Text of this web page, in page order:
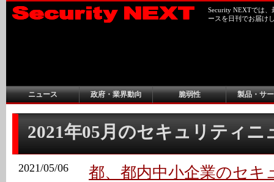
Security NEXTでは
ースを日刊でお届け
ニュース 政府・業界動向 脆弱性 製品・サ
2021年05月のセキュリティニ
2021/05/06
都、都内中小企業のセキ